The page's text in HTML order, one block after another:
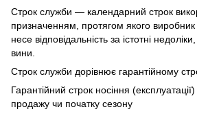
Строк служби — календарний строк
призначенням, протягом якого виробник
несе відповідальність за істотні
вини.
Строк служби дорівнює гарантійному
Гарантійний строк носіння
продажу чи початку сезону